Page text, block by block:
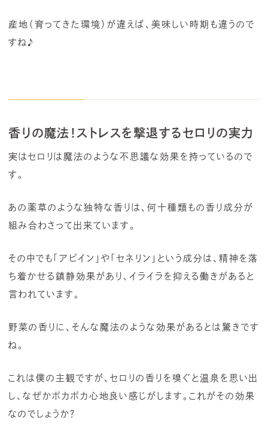
産地（育ってきた環境）が違えば、美味しい時期も違うので
すね♪
香りの魔法！ストレスを撃退するセロリの実力
実はセロリは魔法のような不思議な効果を持っているので
す。
あの薬草のような独特な香りは、何十種類もの香り成分が
組み合わさって出来ています。
その中でも「アピイン」や「セネリン」という成分は、精神を落
ち着かせる鎮静効果があり、イライラを抑える働きがあると
言われています。
野菜の香りに、そんな魔法のような効果があるとは驚きです
ね。
これは僕の主観ですが、セロリの香りを嗅ぐと温泉を思い出
し、なぜかポカポカ心地良い感じがします。これがその効果
なのでしょうか？